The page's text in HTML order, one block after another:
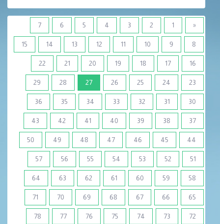
«
1
2
3
4
5
6
7
8
9
10
11
12
13
14
15
16
17
18
19
20
21
22
23
24
25
26
27
28
29
30
31
32
33
34
35
36
37
38
39
40
41
42
43
44
45
46
47
48
49
50
51
52
53
54
55
56
57
58
59
60
61
62
63
64
65
66
67
68
69
70
71
72
73
74
75
76
77
78